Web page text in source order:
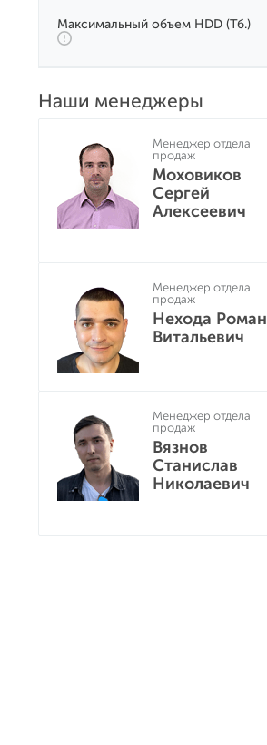
Максимальный объем HDD (Тб.)
Наши менеджеры
Менеджер отдела
продаж
Моховиков
Сергей
Алексеевич
Менеджер отдела
продаж
Нехода Роман
Витальевич
Менеджер отдела
продаж
Вязнов
Станислав
Николаевич